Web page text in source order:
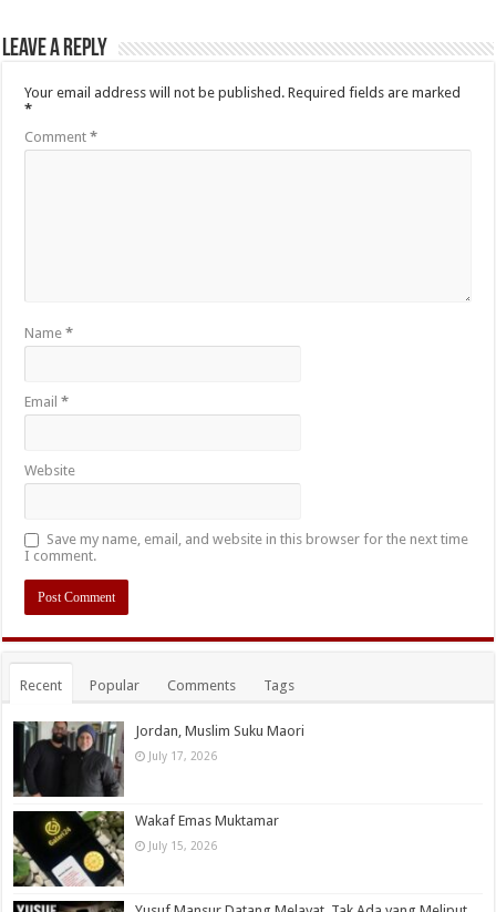
Leave a Reply
Your email address will not be published. Required fields are marked
*
Comment*
Name*
Email*
Website
Save my name, email, and website in this browser for the next time
I comment.
Recent Popular Comments Tags
Jordan, Muslim Suku Maori
July 17, 2026
Wakaf Emas Muktamar
July 15, 2026